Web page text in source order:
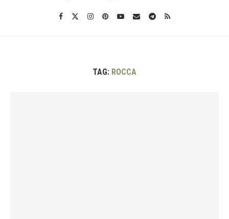
TAG: ROCCA